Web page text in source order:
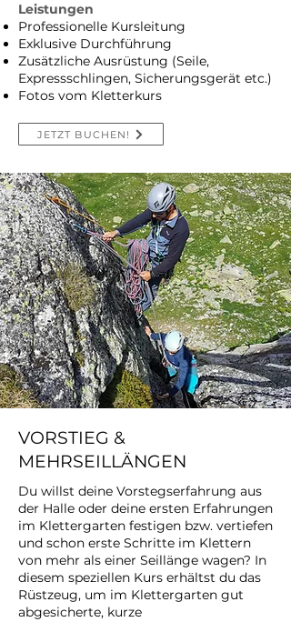
Leistungen
Professionelle Kursleitung
Exklusive Durchführung
Zusätzliche Ausrüstung (Seile,
Expressschlingen, Sicherungsgerät etc.)
Fotos vom Kletterkurs
JETZT BUCHEN!
VORSTIEG &
MEHRSEILLÄNGEN
Du willst deine Vorstegserfahrung aus
der Halle oder deine ersten Erfahrungen
im Klettergarten festigen bzw. vertiefen
und schon erste Schritte im Klettern
von mehr als einer Seillänge wagen? In
diesem speziellen Kurs erhältst du das
Rüstzeug, um im Klettergarten gut
abgesicherte, kurze